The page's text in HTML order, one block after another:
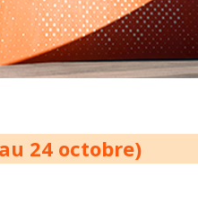
24 octobre)